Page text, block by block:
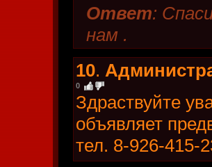
Ответ:
нам .
10.
0
Здраствуйте
объявляет
тел. 8-926-415-